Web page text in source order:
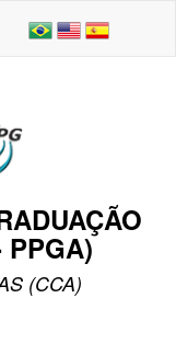
PPGA)
(CCA)